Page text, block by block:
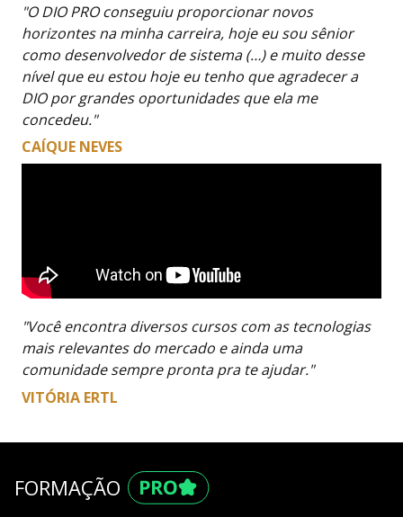
"O DIO PRO conseguiu proporcionar novos
horizontes na minha carreira, hoje eu sou sênior
como desenvolvedor de sistema (…) e muito desse
nível que eu estou hoje eu tenho que agradecer a
DIO por grandes oportunidades que ela me
concedeu."
CAÍQUE NEVES
"Você encontra diversos cursos com as tecnologias
mais relevantes do mercado e ainda uma
comunidade sempre pronta pra te ajudar."
VITÓRIA ERTL
FORMAÇÃO